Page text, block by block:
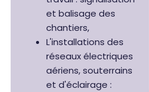
et balisage des
chantiers,
L'installations des
réseaux électriques
aériens, souterrains
et d'éclairage :